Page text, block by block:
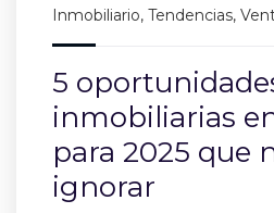
Inmobiliario, Tendencias,
5
inmobiliarias
para 2025 que
ignorar